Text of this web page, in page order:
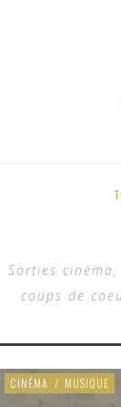
Sorties
coups de
CINÉMA / MUSIQUE